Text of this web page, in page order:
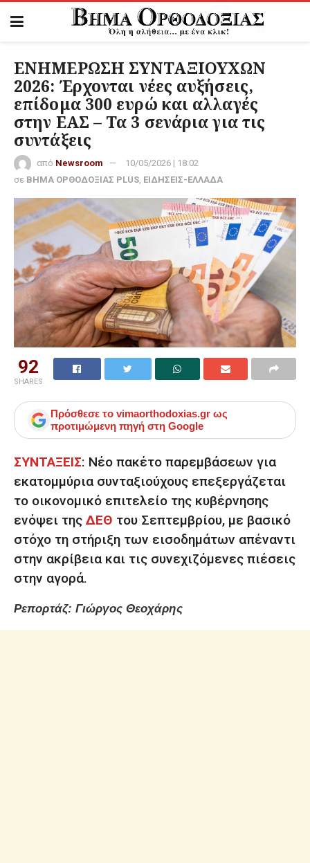
ΕΝΗΜΕΡΩΣΗ ΣΥΝΤΑΞΙΟΥΧΩΝ
2026: Έρχονται νέες αυξήσεις,
επίδομα 300 ευρώ και αλλαγές
στην ΕΑΣ – Τα 3 σενάρια για τις
συντάξεις
από Newsroom
10/05/2026 | 18:02
σε ΒΗΜΑ ΟΡΘΟΔΟΞΙΑΣ PLUS, ΕΙΔΗΣΕΙΣ-ΕΛΛΑΔΑ
92
SHARES
Πρόσθεσε το vimaorthodoxias.gr ως
προτιμώμενη πηγή στη Google
ΣΥΝΤΑΞΕΙΣ: Νέο πακέτο παρεμβάσεων για
εκατομμύρια συνταξιούχους επεξεργάζεται
το οικονομικό επιτελείο της κυβέρνησης
ενόψει της ΔΕΘ του Σεπτεμβρίου, με βασικό
στόχο τη στήριξη των εισοδημάτων απέναντι
στην ακρίβεια και τις συνεχιζόμενες πιέσεις
στην αγορά.
Ρεπορτάζ: Γιώργος Θεοχάρης